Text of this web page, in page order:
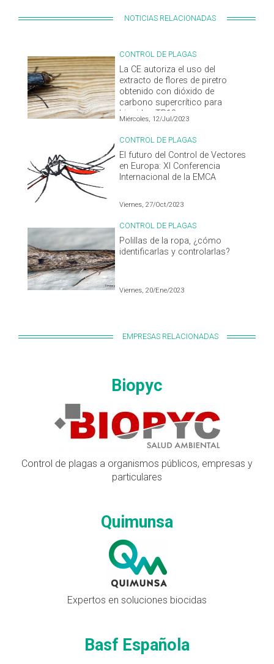
NOTICIAS RELACIONADAS
CONTROL DE PLAGAS
La CE autoriza el uso del
extracto de flores de piretro
obtenido con dióxido de
carbono supercrítico para
biocidas TP18
Miércoles, 12/Jul/2023
CONTROL DE PLAGAS
El futuro del Control de Vectores
en Europa: XI Conferencia
Internacional de la EMCA
Viernes, 27/Oct/2023
CONTROL DE PLAGAS
Polillas de la ropa, ¿cómo
identificarlas y controlarlas?
Viernes, 20/Ene/2023
EMPRESAS RELACIONADAS
Biopyc
Control de plagas a organismos públicos, empresas y
particulares
Quimunsa
Expertos en soluciones biocidas
Basf Española